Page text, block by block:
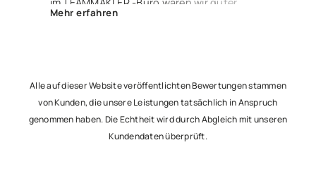
Dinge. Und zu recht – denn Herr Luis
Ereignisse und Aktivitäten informiert. Nur 2
Monate später saßen wir nun alle – glücklich
und zufrieden – beim Notar, um den Vertrag
zu unterzeichnen und freuen uns jetzt
schon auf die Übergabe an unsere netten
Mehr erfahren
Alle auf dieser Website veröffentlichten Bewertungen stammen
von Kunden, die unsere Leistungen tatsächlich in Anspruch
genommen haben. Die Echtheit wird durch Abgleich mit unseren
Kundendaten überprüft.